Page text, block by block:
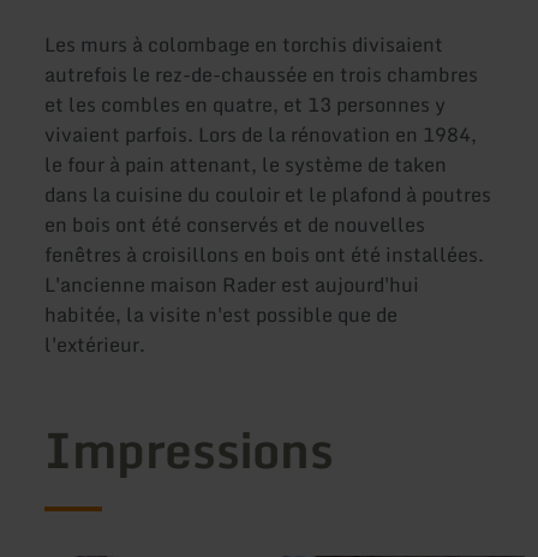
Les murs à colombage en torchis divisaient
autrefois le rez-de-chaussée en trois chambres
et les combles en quatre, et 13 personnes y
vivaient parfois. Lors de la rénovation en 1984,
le four à pain attenant, le système de taken
dans la cuisine du couloir et le plafond à poutres
en bois ont été conservés et de nouvelles
fenêtres à croisillons en bois ont été installées.
L'ancienne maison Rader est aujourd'hui
habitée, la visite n'est possible que de
l'extérieur.
Impressions